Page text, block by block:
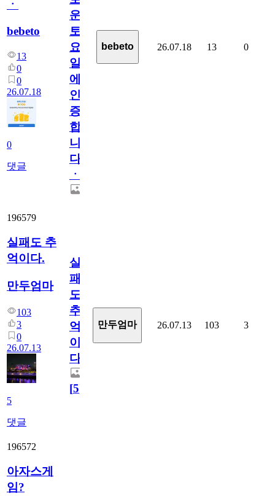
ㆍ
bebeto
13
0
0
26.07.18
0
댓글
운
토
요
일
에
인
증
합
니
다
ㆍ
bebeto 26.07.18 13 0
196579
실패도 추
억이다.
만두엄마
103
3
0
26.07.13
5
댓글
실
패
도
추
억
이
다.
[5]
만두엄마 26.07.13 103 3
196572
아자스게
임?